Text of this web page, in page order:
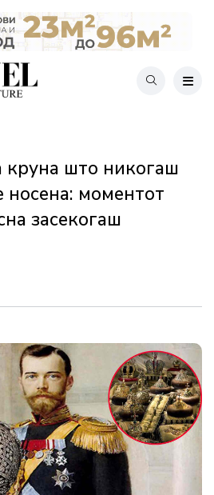
круна што никогаш
носена: моментот
засекогаш